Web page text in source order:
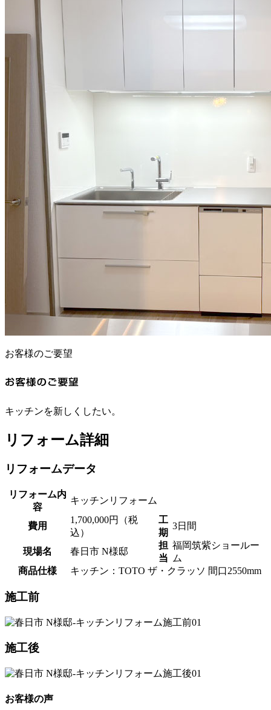
お客様のご要望
キッチンを新しくしたい。
リフォーム詳細
リフォームデータ
リフォーム内
容
キッチンリフォーム
費用
1,700,000円（税
込）
工
期
3日間
現場名 春日市 N様邸
担
当
福岡筑紫ショールー
ム
商品仕様
キッチン：TOTO ザ・クラッソ 間口2550mm
施工前
施工後
お客様の声